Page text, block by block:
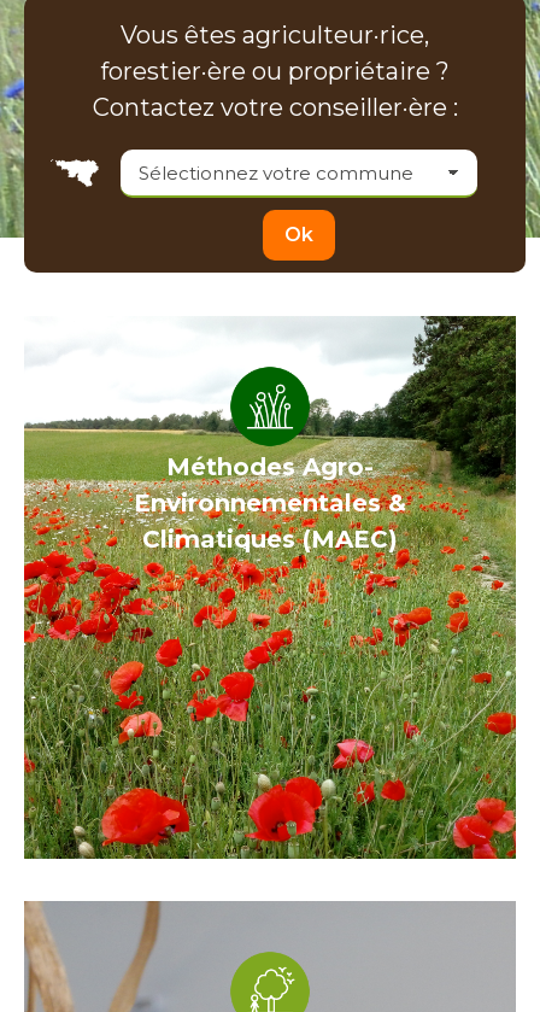
Vous êtes agriculteur·rice,
forestier·ère ou propriétaire ?
Contactez votre conseiller·ère :
Méthodes Agro-
Environnementales &
Climatiques (MAEC)